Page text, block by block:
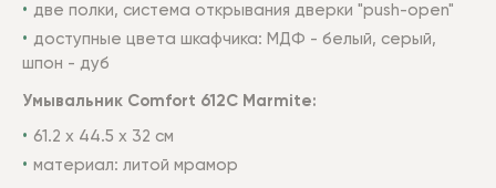
две полки, система открывания дверки "push-open"
доступные цвета шкафчика: МДФ - белый, серый,
шпон - дуб
Умывальник Comfort 612C Marmite:
61.2 x 44.5 х 32 см
материал: литой мрамор